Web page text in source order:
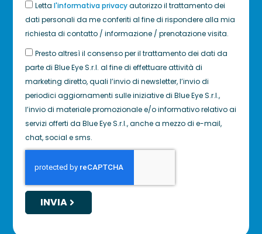
Letta l'informativa privacyautorizzo il trattamento dei
dati personali da me conferiti al fine di rispondere alla mia
richiesta di contatto / informazione / prenotazione visita.
Presto altresì il consenso per il trattamento dei dati da
parte di Blue Eye S.r.l. al fine di effettuare attività di
marketing diretto, quali l’invio di newsletter, l’invio di
periodici aggiornamenti sulle iniziative di Blue Eye S.r.l.,
l’invio di materiale promozionale e/o informativo relativo ai
servizi offerti da Blue Eye S.r.l., anche a mezzo di e-mail,
chat, social e sms.
INVIA